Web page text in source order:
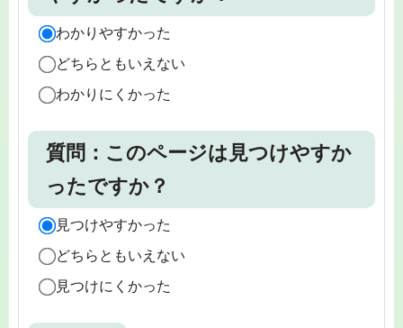
わかりやすかった
どちらともいえない
わかりにくかった
質問：このページは見つけやすか
ったですか？
見つけやすかった
どちらともいえない
見つけにくかった